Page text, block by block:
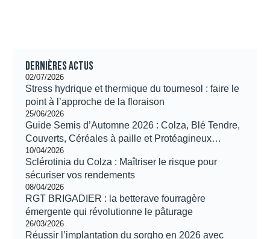
Dernières actus
02/07/2026
Stress hydrique et thermique du tournesol : faire le
point à l’approche de la floraison
25/06/2026
Guide Semis d’Automne 2026 : Colza, Blé Tendre,
Couverts, Céréales à paille et Protéagineux…
10/04/2026
Sclérotinia du Colza : Maîtriser le risque pour
sécuriser vos rendements
08/04/2026
RGT BRIGADIER : la betterave fourragère
émergente qui révolutionne le pâturage
26/03/2026
Réussir l’implantation du sorgho en 2026 avec